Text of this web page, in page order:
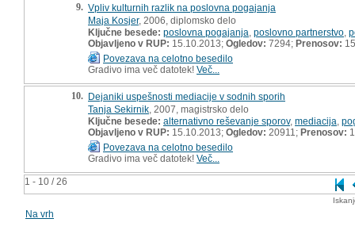
1 - 10 / 26
9. Vpliv kulturnih razlik na poslovna pogajanja
Maja Kosjer, 2006, diplomsko delo
Ključne besede: poslovna pogajanja poslovno partnerstvo
Objavljeno v RUP: 15.10.2013; Ogledov: 7294; Prenosov:
Povezava na celotno besedilo
Gradivo ima več datotek! Več...
10. Dejaniki uspešnosti mediacije v sodnih sporih
Tanja Sekirnik , 2007, magistrsko delo
Ključne besede: alternativno reševanje sporov, mediacija
Objavljeno v RUP: 15.10.2013; Ogledov: 20911; Prenosov:
Povezava na celotno besedilo
Gradivo ima več datotek! Več...
Na vrh